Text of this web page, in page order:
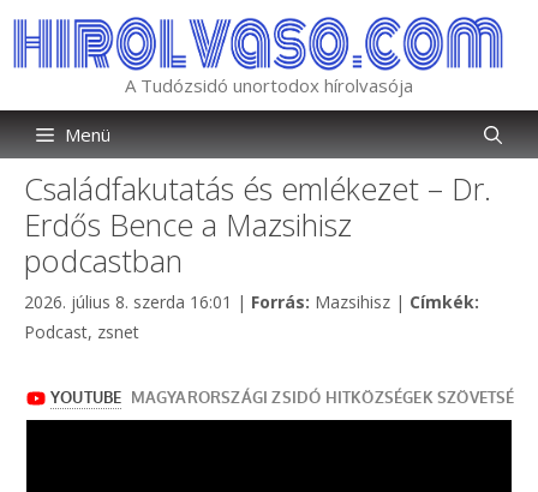
tartalomba
A Tudózsidó unortodox hírolvasója
Menü
Családfakutatás és emlékezet – Dr.
Erdős Bence a Mazsihisz
podcastban
2026. július 8. szerda 16:01 | Forrás: Kategória
Mazsihisz | Címkék:
Podcast, zsnet